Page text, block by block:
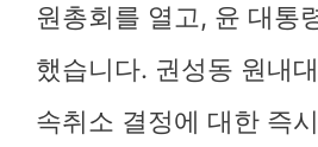
원총회를 열고, 윤 대통
했습니다. 권성동 원내
속취소 결정에 대한 즉